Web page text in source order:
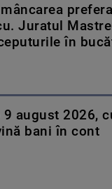
Juratul
în
august 2026,
bani în cont